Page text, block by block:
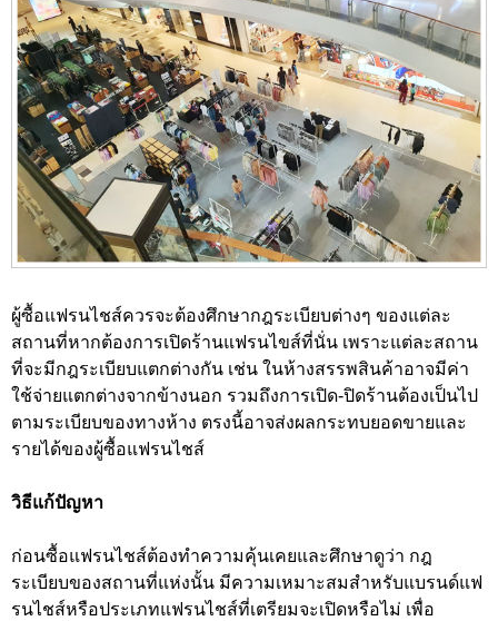
ผู้ซื้อแฟรนไชส์ควรจะต้องศึกษากฎระเบียบต่างๆ ของแต่ละ
สถานที่หากต้องการเปิดร้านแฟรนไขส์ที่นั่น เพราะแต่ละสถาน
ที่จะมีกฎระเบียบแตกต่างกัน เช่น ในห้างสรรพสินค้าอาจมีค่า
ใช้จ่ายแตกต่างจากข้างนอก รวมถึงการเปิด-ปิดร้านต้องเป็นไป
ตามระเบียบของทางห้าง ตรงนี้อาจส่งผลกระทบยอดขายและ
รายได้ของผู้ซื้อแฟรนไชส์
วิธีแก้ปัญหา
ก่อนซื้อแฟรนไชส์ต้องทำความคุ้นเคยและศึกษาดูว่า กฎ
ระเบียบของสถานที่แห่งนั้น มีความเหมาะสมสำหรับแบรนด์แฟ
รนไชส์หรือประเภทแฟรนไชส์ที่เตรียมจะเปิดหรือไม่ เพื่อ